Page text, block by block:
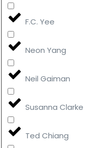
F.C. Yee
Neon Yang
Neil Gaiman
Susanna Clarke
Ted Chiang